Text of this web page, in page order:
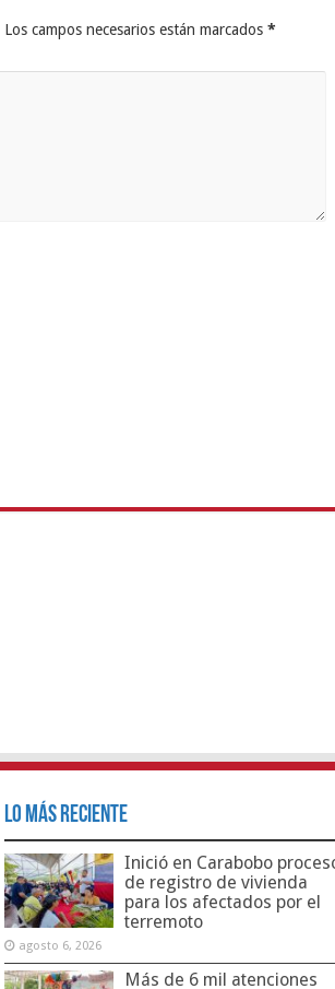
Los campos necesarios están marcados *
Lo Más Reciente
Inició en Carabobo
de registro de vivienda
para los afectados por el
terremoto
agosto 6, 2026
Más de 6 mil atenciones